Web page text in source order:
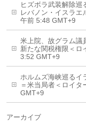
ヒズボラ武装解除
レバノン・イスラエ
午前 5:48 GMT+9
米上院、故グラム
新たな関税権限＜ロ
3:52 GMT+9
ホルムズ海峡巡るイ
＝米当局者＜ロイ
GMT+9
アーカイブ